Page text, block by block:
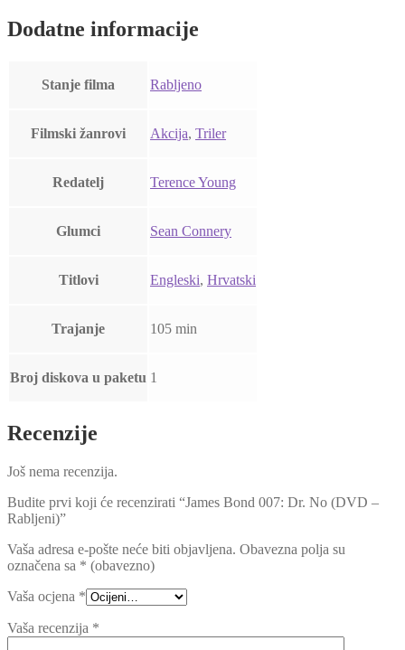
–
Rabljeni)
Dodatne informacije
Stanje filma Rabljeno
Filmski žanrovi Akcija, Triler
Redatelj Terence Young
Glumci Sean Connery
Titlovi Engleski, Hrvatski
Trajanje 105 min
Broj diskova u paketu 1
Recenzije
Još nema recenzija.
Budite prvi koji će recenzirati “James Bond 007: Dr. No (DVD –
Rabljeni)”
Vaša adresa e-pošte neće biti objavljena. Obavezna polja su
označena sa * (obavezno)
Vaša ocjena *
Vaša recenzija *